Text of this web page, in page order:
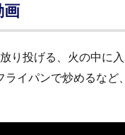
画
り投げる、火の中に
ライパンで炒めるな